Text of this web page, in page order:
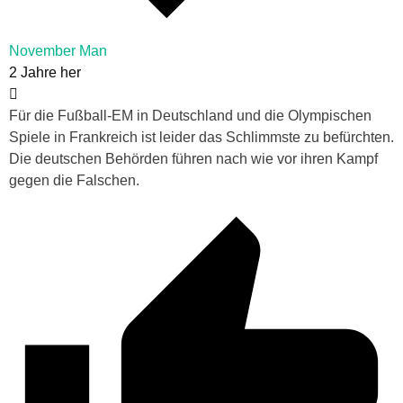
November Man
2 Jahre her
Für die Fußball-EM in Deutschland und die Olympischen
Spiele in Frankreich ist leider das Schlimmste zu befürchten.
Die deutschen Behörden führen nach wie vor ihren Kampf
gegen die Falschen.